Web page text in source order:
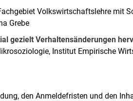
Volkswirtschaftslehre mit
Grebe
gezielt Verhaltensänderungen
Institut Empirische
den Anmeldefristen und den